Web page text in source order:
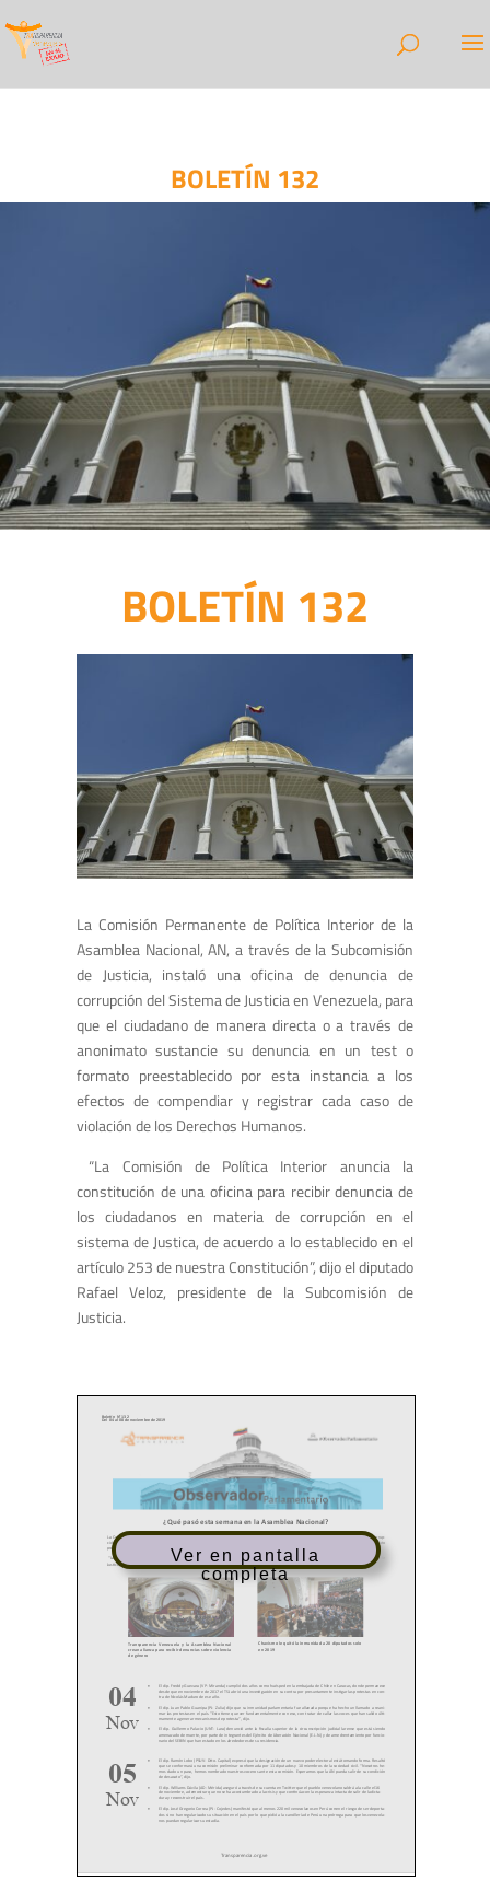
BOLETÍN 132
BOLETÍN 132
La Comisión Permanente de Política Interior de la
Asamblea Nacional, AN, a través de la Subcomisión
de Justicia, instaló una oficina de denuncia de
corrupción del Sistema de Justicia en Venezuela, para
que el ciudadano de manera directa o a través de
anonimato sustancie su denuncia en un test o
formato preestablecido por esta instancia a los
efectos de compendiar y registrar cada caso de
violación de los Derechos Humanos.
“La Comisión de Política Interior anuncia la
constitución de una oficina para recibir denuncia de
los ciudadanos en materia de corrupción en el
sistema de Justica, de acuerdo a lo establecido en el
artículo 253 de nuestra Constitución”, dijo el diputado
Rafael Veloz, presidente de la Subcomisión de
Justicia.
Ver en pantalla
completa